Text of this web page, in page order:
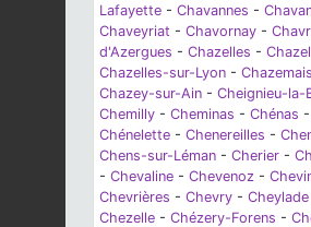
Lafayette - Chavannes -
Chaveyriat - Chavornay -
d'Azergues - Chazelles -
Chazelles-sur-Lyon - Chazemais
Chazey-sur-Ain - Cheignieu-la-
Chemilly - Cheminas - Chénas -
Chénelette - Chenereilles -
Chens-sur-Léman - Cherier -
- Chevaline - Chevenoz -
Chevrières - Chevry - Cheylade
Chezelle - Chézery-Forens -